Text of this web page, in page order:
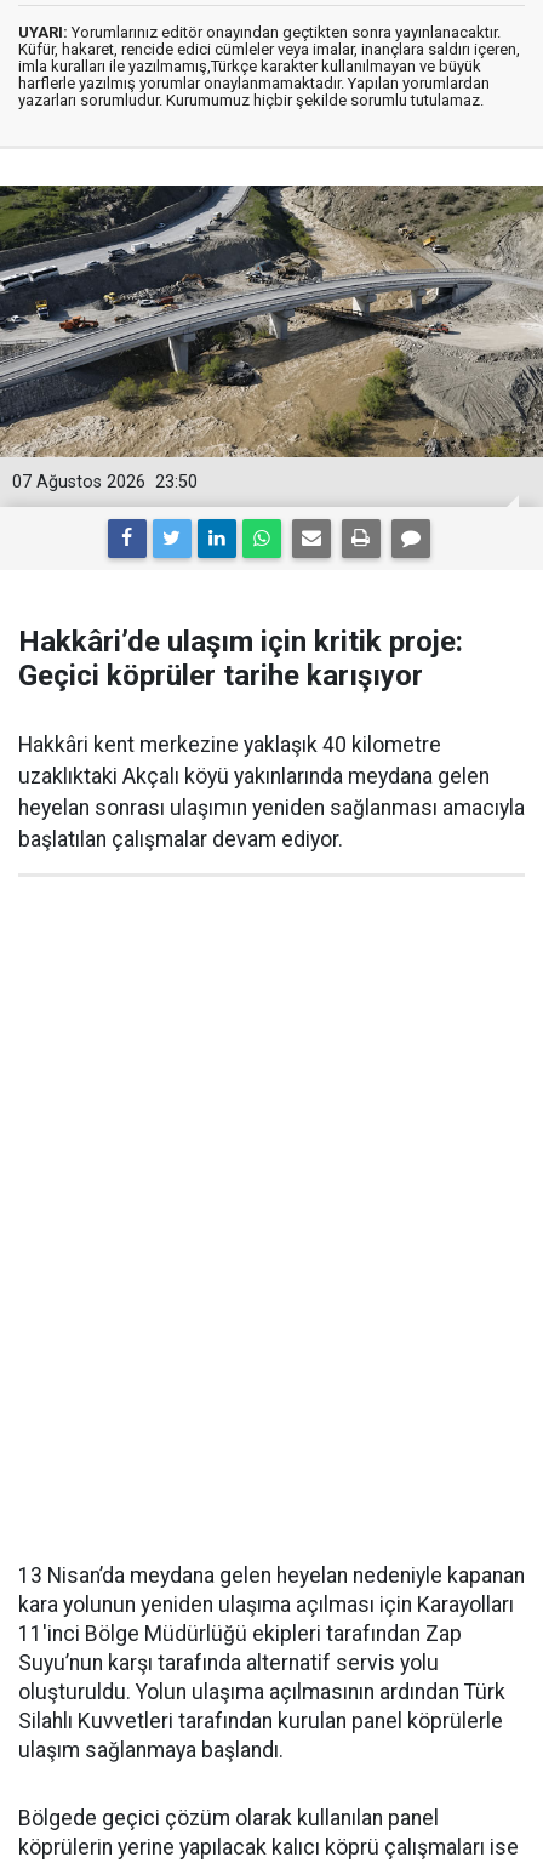
UYARI: Yorumlarınız editör onayından geçtikten sonra yayınlanacaktır.
Küfür, hakaret, rencide edici cümleler veya imalar, inançlara saldırı içeren,
imla kuralları ile yazılmamış,Türkçe karakter kullanılmayan ve büyük
harflerle yazılmış yorumlar onaylanmamaktadır. Yapılan yorumlardan
yazarları sorumludur. Kurumumuz hiçbir şekilde sorumlu tutulamaz.
23:50
07 Ağustos 2026
Hakkâri’de ulaşım için kritik proje:
Geçici köprüler tarihe karışıyor
Hakkâri kent merkezine yaklaşık 40 kilometre
uzaklıktaki Akçalı köyü yakınlarında meydana gelen
heyelan sonrası ulaşımın yeniden sağlanması amacıyla
başlatılan çalışmalar devam ediyor.
13 Nisan’da meydana gelen heyelan nedeniyle kapanan
kara yolunun yeniden ulaşıma açılması için Karayolları
11'inci Bölge Müdürlüğü ekipleri tarafından Zap
Suyu’nun karşı tarafında alternatif servis yolu
oluşturuldu. Yolun ulaşıma açılmasının ardından Türk
Silahlı Kuvvetleri tarafından kurulan panel köprülerle
ulaşım sağlanmaya başlandı.
Bölgede geçici çözüm olarak kullanılan panel
köprülerin yerine yapılacak kalıcı köprü çalışmaları ise